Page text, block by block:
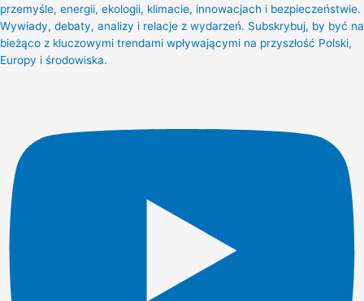
przemyśle, energii, ekologii, klimacie, innowacjach i bezpieczeństwie.
Wywiady, debaty, analizy i relacje z wydarzeń. Subskrybuj, by być na
bieżąco z kluczowymi trendami wpływającymi na przyszłość Polski,
Europy i środowiska.